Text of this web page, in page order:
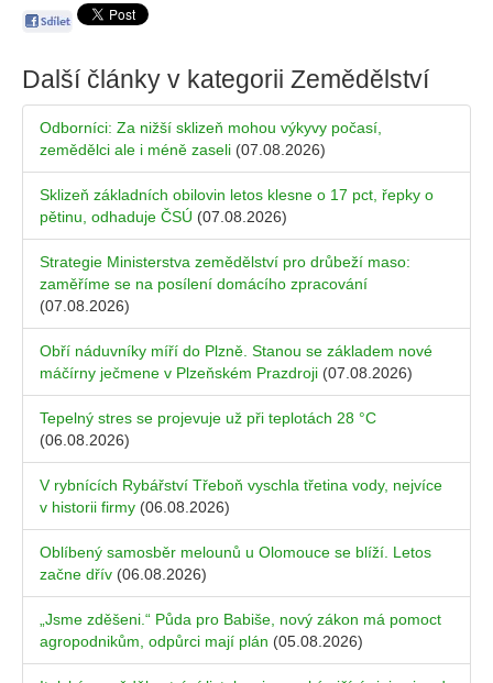
Další články v kategorii Zemědělství
Odborníci: Za nižší sklizeň mohou výkyvy počasí,
zemědělci ale i méně zaseli (07.08.2026)
Sklizeň základních obilovin letos klesne o 17 pct, řepky o
pětinu, odhaduje ČSÚ (07.08.2026)
Strategie Ministerstva zemědělství pro drůbeží maso:
zaměříme se na posílení domácího zpracování
(07.08.2026)
Obří náduvníky míří do Plzně. Stanou se základem nové
máčírny ječmene v Plzeňském Prazdroji (07.08.2026)
Tepelný stres se projevuje už při teplotách 28 °C
(06.08.2026)
V rybnících Rybářství Třeboň vyschla třetina vody, nejvíce
v historii firmy (06.08.2026)
Oblíbený samosběr melounů u Olomouce se blíží. Letos
začne dřív (06.08.2026)
„Jsme zděšeni.“ Půda pro Babiše, nový zákon má pomoct
agropodnikům, odpůrci mají plán (05.08.2026)